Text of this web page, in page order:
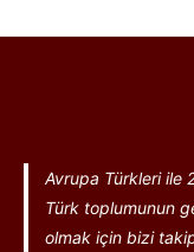
Avrupa Türkleri ile
Türk toplumunun
olmak için bizi